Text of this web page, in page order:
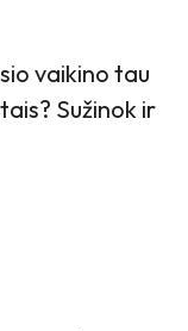
vaikino tau
Sužinok ir